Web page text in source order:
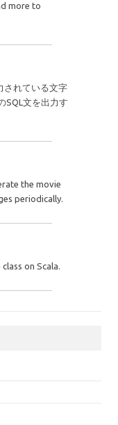
more to
されている文字
SQL文を出力す
the movie
periodically.
on Scala.